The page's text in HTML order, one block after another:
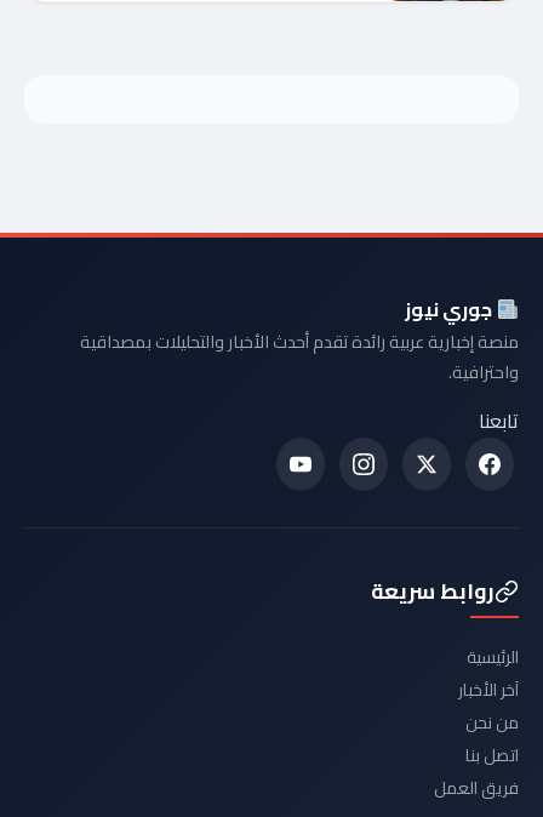
جوري نيوز
منصة إخبارية عربية رائدة تقدم أحدث الأخبار والتحليلات بمصداقية
واحترافية.
تابعنا
روابط سريعة
الرئيسية
آخر الأخبار
من نحن
اتصل بنا
فريق العمل